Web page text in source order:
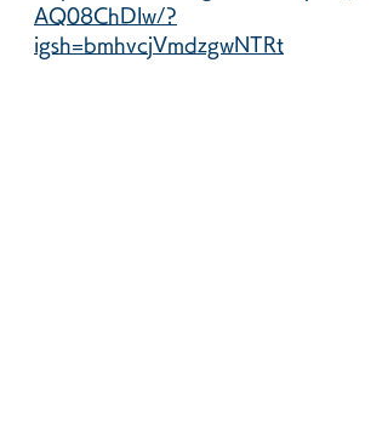
AQ08ChDlw/?
igsh=bmhvcjVmdzgwNTRt